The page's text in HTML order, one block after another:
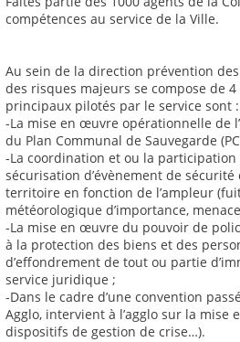
compétences au service de la Ville.
Au sein de la direction prévention
des risques majeurs se compose de
principaux pilotés par le service sont :
-La mise en œuvre opérationnelle de
du Plan Communal de Sauvegarde
-La coordination et ou la
sécurisation d’évènement de
territoire en fonction de l’ampleur
météorologique d’importance,
-La mise en œuvre du pouvoir de
à la protection des biens et des
d’effondrement de tout ou partie
service juridique ;
-Dans le cadre d’une convention
Agglo, intervient à l’agglo sur la mise
dispositifs de gestion de crise…).